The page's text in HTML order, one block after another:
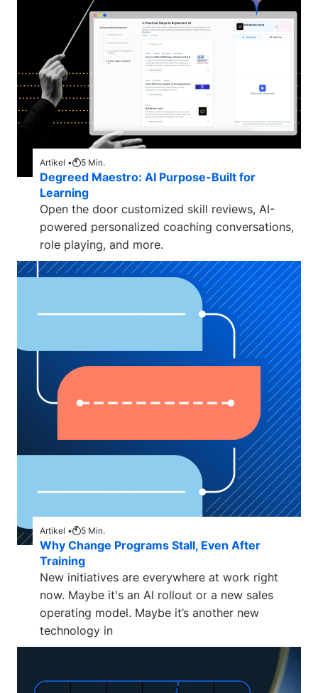
Artikel • 5 Min.
Degreed Maestro: AI Purpose-Built for
Learning
Open the door customized skill reviews, AI-
powered personalized coaching conversations,
role playing, and more.
Artikel • 5 Min.
Why Change Programs Stall, Even After
Training
New initiatives are everywhere at work right
now. Maybe it's an AI rollout or a new sales
operating model. Maybe it’s another new
technology in